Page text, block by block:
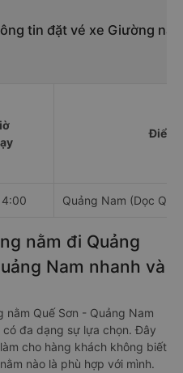
tin đặt vé xe Giường
Điểm
Quảng Nam (Dọc
nằm đi Quảng
Nam nhanh và
Quế Sơn - Quảng Nam
đa dạng sự lựa chọn. Đây
cho hàng khách không biết
nào là phù hợp với mình.